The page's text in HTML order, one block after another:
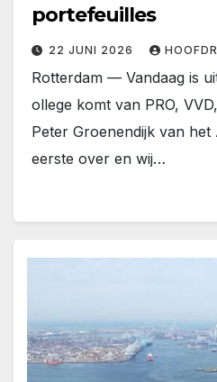
portefeuilles
22 JUNI 2026
Rotterdam — Vandaag is
ollege komt van PRO,
Peter Groenendijk van
eerste over en wij…